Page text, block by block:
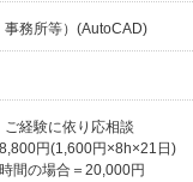
務所等）(AutoCAD)
経験に依り応相談
円(1,600円×8h×21日)
間の場合＝20,000円